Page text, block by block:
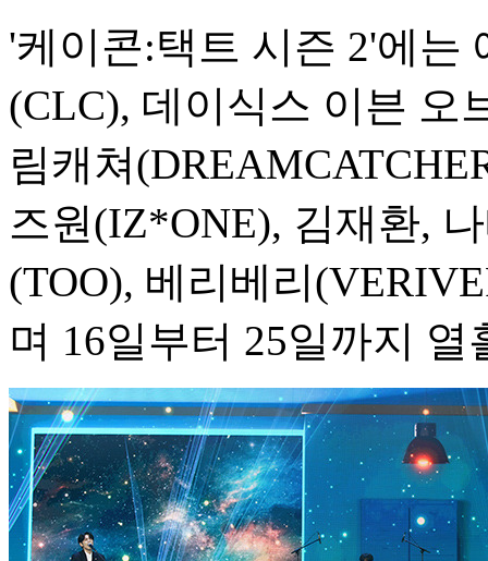
'케이콘:택트 시즌 2'에는
(CLC), 데이식스 이븐 오
림캐쳐
즈원(IZ*ONE), 김재환,
(TOO), 베리베리
며 16일부터 25일까지